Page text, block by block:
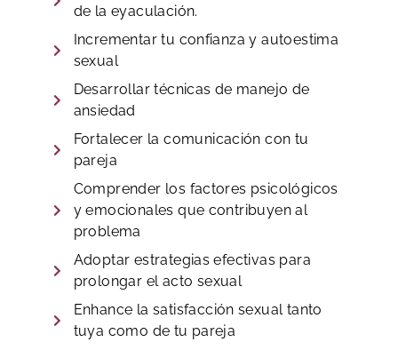
de la eyaculación.
Incrementar tu confianza y autoestima
sexual
Desarrollar técnicas de manejo de
ansiedad
Fortalecer la comunicación con tu
pareja
Comprender los factores psicológicos
y emocionales que contribuyen al
problema
Adoptar estrategias efectivas para
prolongar el acto sexual
Enhance la satisfacción sexual tanto
tuya como de tu pareja